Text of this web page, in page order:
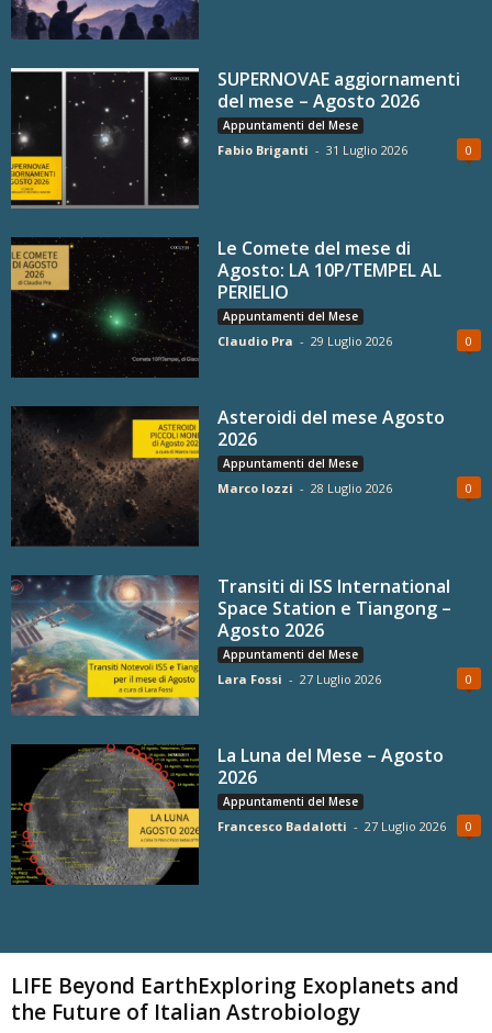
SUPERNOVAE aggiornamenti
del mese – Agosto 2026
Appuntamenti del Mese
Fabio Briganti - 31 Luglio 2026 0
Le Comete del mese di
Agosto: LA 10P/TEMPEL AL
PERIELIO
Appuntamenti del Mese
Claudio Pra - 29 Luglio 2026 0
Asteroidi del mese Agosto
2026
Appuntamenti del Mese
Marco Iozzi - 28 Luglio 2026 0
Transiti di ISS International
Space Station e Tiangong –
Agosto 2026
Appuntamenti del Mese
Lara Fossi - 27 Luglio 2026 0
La Luna del Mese – Agosto
2026
Appuntamenti del Mese
Francesco Badalotti - 27 Luglio 2026 0
LIFE Beyond EarthExploring Exoplanets and
the Future of Italian Astrobiology